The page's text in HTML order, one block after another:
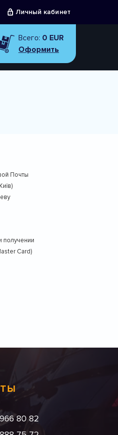
Личный кабинет
Всего: 0 EUR
Оформить
Почты
получении
Card)
80 82